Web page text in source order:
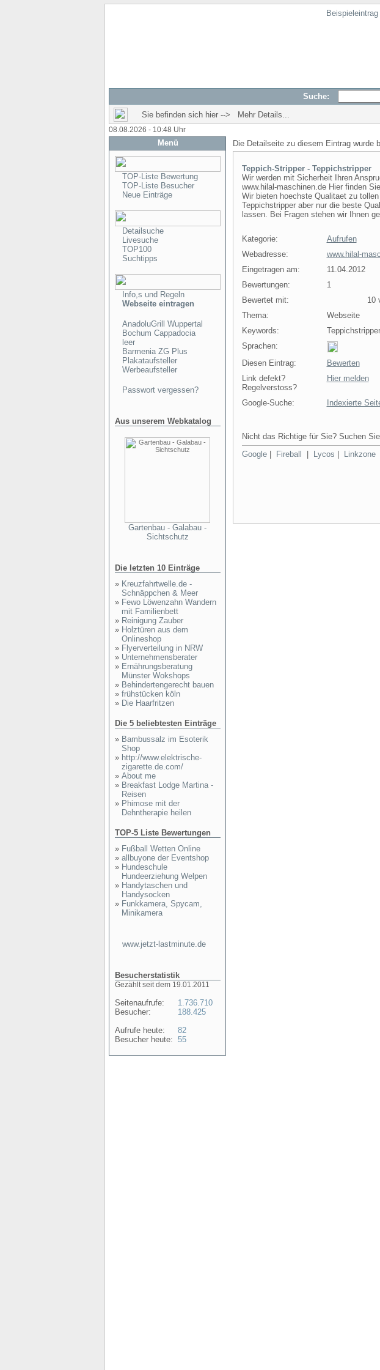
Suche:
Sie befinden sich hier --> Mehr Details...
08.08.2026 - 10:48 Uhr
Menü
TOP-Liste Bewertung
TOP-Liste Besucher
Neue Einträge
Detailsuche
Livesuche
TOP100
Suchtipps
Info,s und Regeln
Webseite eintragen
AnadoluGrill Wuppertal
Bochum Cappadocia
leer
Barmenia ZG Plus
Plakataufsteller
Werbeaufsteller
Passwort vergessen?
Aus unserem Webkatalog
Gartenbau - Galabau -
Sichtschutz
Die letzten 10 Einträge
» Kreuzfahrtwelle.de -
Schnäppchen & Meer
» Fewo Löwenzahn Wandern
mit Familienbett
» Reinigung Zauber
» Holztüren aus dem
Onlineshop
» Flyerverteilung in NRW
» Unternehmensberater
» Ernährungsberatung
Münster Wokshops
» Behindertengerecht bauen
» frühstücken köln
» Die Haarfritzen
Die 5 beliebtesten Einträge
» Bambussalz im Esoterik
Shop
» http://www.elektrische-
zigarette.de.com/
» About me
» Breakfast Lodge Martina -
Reisen
» Phimose mit der
Dehntherapie heilen
TOP-5 Liste Bewertungen
» Fußball Wetten Online
» allbuyone der Eventshop
» Hundeschule
Hundeerziehung Welpen
» Handytaschen und
Handysocken
» Funkkamera, Spycam,
Minikamera
www.jetzt-lastminute.de
Besucherstatistik
Gezählt seit dem 19.01.2011
Seitenaufrufe:
Besucher:
Aufrufe heute:
Besucher heute:
1.736.710
188.425
82
55
Die Detailseite zu diesem Eintrag wurde
Teppich-Stripper - Teppichstripper
Wir werden mit Sicherheit Ihren
www.hilal-maschinen.de Hier finden
Wir bieten hoechste Qualitaet zu
Teppichstripper aber nur die beste
lassen. Bei Fragen stehen wir Ihnen
Kategorie:
Aufrufen
Webadresse:
www.hilal-
Eingetragen am:
11.04.2012
Bewertungen:
1
Bewertet mit:
10
Thema:
Webseite
Keywords:
Sprachen:
Diesen Eintrag:
Bewerten
Link defekt?
Regelverstoss?
Hier melden
Google-Suche: Indexierte
Nicht das Richtige für Sie? Suchen
Google| Fireball Lycos Linkzone